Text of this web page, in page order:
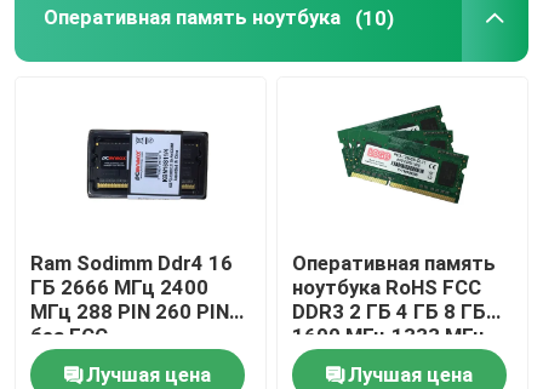
Оперативная память ноутбука (10)
Ram Sodimm Ddr4 16
ГБ 2666 МГц 2400
МГц 288 PIN 260 PIN
без ECC
Лучшая цена
Оперативная память
ноутбука RoHS FCC
DDR3 2 ГБ 4 ГБ 8 ГБ
1600 МГц 1333 МГц
PC3L-12800
Лучшая цена